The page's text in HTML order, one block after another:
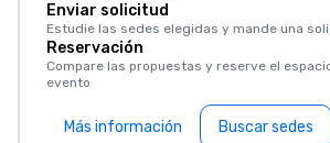
Enviar solicitud
Estudie las sedes elegidas y mande una
Reservación
Compare las propuestas y reserve el
evento
Más información Buscar sedes